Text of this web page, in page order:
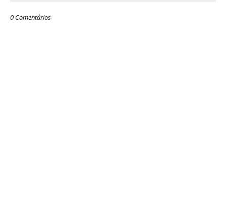
0 Comentários